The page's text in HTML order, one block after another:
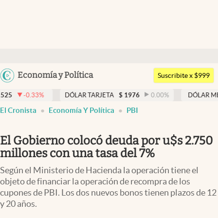
Argentina
Uruguay
Economía y Política
Members
Economía y Política
Finanzas y Mercados
Negocios
Columnistas
Otras secciones
Apertura
Suscribite x $999
DÓLAR TARJETA $ 1976 0.00% DÓLAR MEP 1526,03
El Cronista Economía Y Política PBI
El Gobierno colocó deuda por u$s 2.750
millones con una tasa del 7%
Según el Ministerio de Hacienda la operación tiene el
objeto de financiar la operación de recompra de los
cupones de PBI. Los dos nuevos bonos tienen plazos de 12
y 20 años.